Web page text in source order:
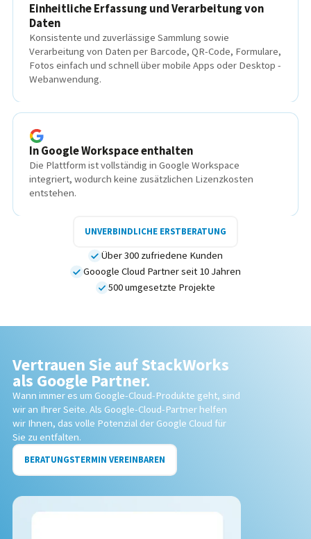
Einheitliche Erfassung und Verarbeitung von
Daten
Konsistente und zuverlässige Sammlung sowie
Verarbeitung von Daten per Barcode, QR-Code, Formulare,
Fotos einfach und schnell über mobile Apps oder Desktop -
Webanwendung.
In Google Workspace enthalten
Die Plattform ist vollständig in Google Workspace
integriert, wodurch keine zusätzlichen Lizenzkosten
entstehen.
UNVERBINDLICHE ERSTBERATUNG
Über 300 zufriedene Kunden
Gooogle Cloud Partner seit 10 Jahren
500 umgesetzte Projekte
Vertrauen Sie auf StackWorks
als Google Partner.
Wann immer es um Google-Cloud-Produkte geht, sind
wir an Ihrer Seite. Als Google-Cloud-Partner helfen
wir Ihnen, das volle Potenzial der Google Cloud für
Sie zu entfalten.
BERATUNGSTERMIN VEREINBAREN